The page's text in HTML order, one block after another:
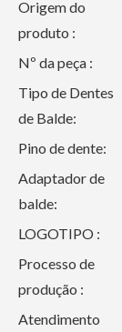
Origem do
produto :
Nº da peça :
Tipo de Dentes
de Balde:
Pino de dente:
Adaptador de
balde:
LOGOTIPO :
Processo de
produção :
Atendimento